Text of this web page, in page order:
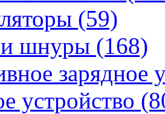
(59)
и шнуры (168)
зарядное
устройство